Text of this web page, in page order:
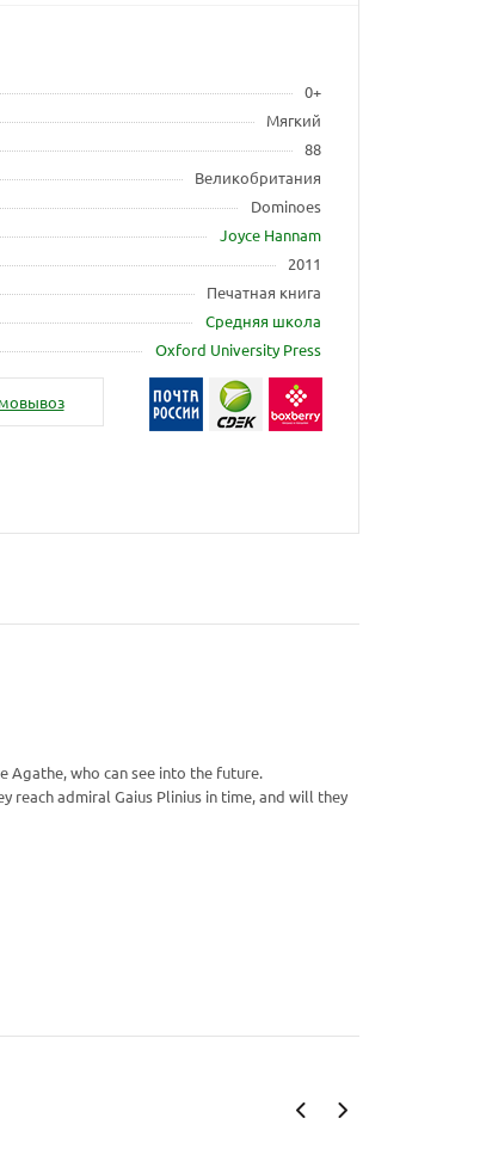
0+
Мягкий
88
Великобритания
Dominoes
Joyce Hannam
2011
Печатная книга
Средняя школа
Oxford University Press
Agathe, who can see into the future.
reach admiral Gaius Plinius in time, and will they